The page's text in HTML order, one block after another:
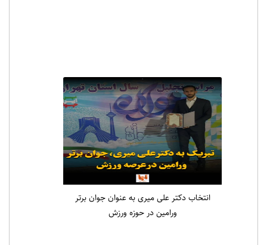
انتخاب دکتر علی میری به عنوان جوان برتر
ورامین در حوزه ورزش